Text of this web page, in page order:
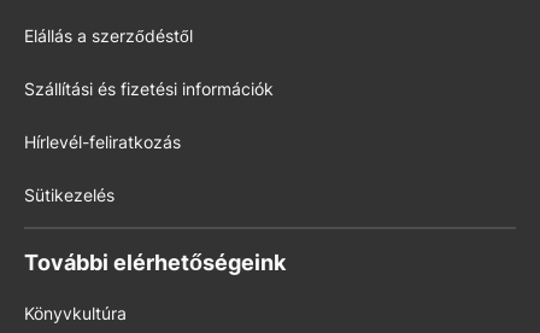
Elállás a szerződéstől
Szállítási és fizetési információk
Hírlevél-feliratkozás
Sütikezelés
További elérhetőségeink
Könyvkultúra